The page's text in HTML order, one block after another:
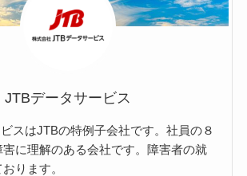
JTBデータサービス
スはJTBの特例子会社です。社員の８
に理解のある会社です。障害者の就
ります。